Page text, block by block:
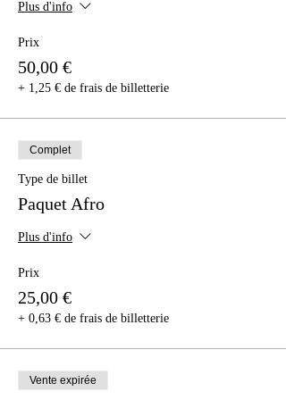
Plus d'info
Prix
50,00 €
+ 1,25 € de frais de billetterie
Complet
Type de billet
Paquet Afro
Plus d'info
Prix
25,00 €
+ 0,63 € de frais de billetterie
Vente expirée